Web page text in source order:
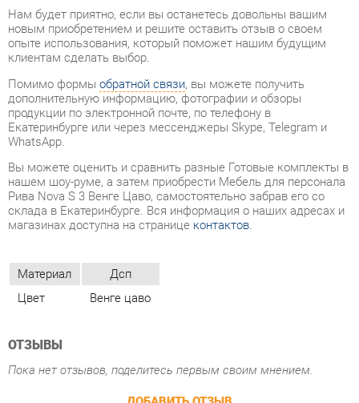
Помимо формыобратной связи, вы можете получить
дополнительную информацию, фотографии и обзоры
продукции по электронной почте, по телефону в
Екатеринбурге или через мессенджеры Skype, Telegram и
WhatsApp.
Вы можете оценить и сравнить разные Готовые комплекты в
нашем шоу-руме, а затем приобрести Мебель для персонала
Рива Nova S 3 Венге Цаво, самостоятельно забрав его со
склада в Екатеринбурге. Вся информация о наших адресах и
магазинах доступна на странице
Материал
Дсп
Цвет
Венге цаво
ОТЗЫВЫ
Пока нет отзывов, поделитесь первым своим мнением.